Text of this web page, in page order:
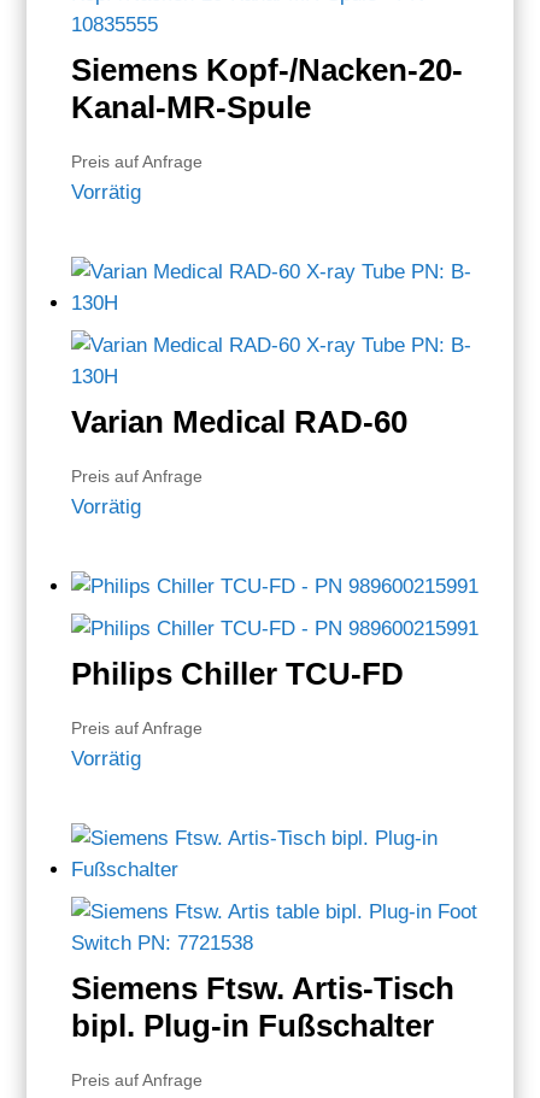
Siemens Kopf-/Nacken-20-
Kanal-MR-Spule
Preis auf Anfrage
Vorrätig
Varian Medical RAD-60
Preis auf Anfrage
Vorrätig
Philips Chiller TCU-FD
Preis auf Anfrage
Vorrätig
Siemens Ftsw. Artis-Tisch
bipl. Plug-in Fußschalter
Preis auf Anfrage